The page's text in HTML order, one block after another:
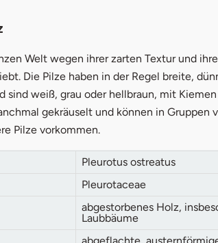
züchten
züchten
züchten
Welt wegen ihrer zarten Textur und
Die Pilze haben in der Regel breite,
sind weiß, grau oder hellbraun, mit
gekräuselt und können in Gruppen
Pilze vorkommen.
Pleurotus ostreatus
Pleurotaceae
abgestorbenes Holz,
Laubbäume